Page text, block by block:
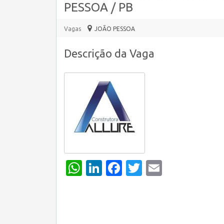
PESSOA / PB
Vagas JOÃO PESSOA
Descrição da Vaga
WhatsApp
LinkedIn
Facebook
Twitter